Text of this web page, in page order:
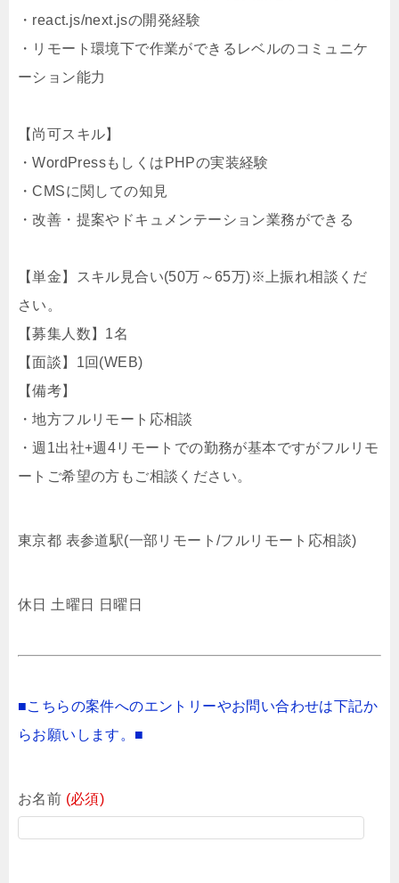
・react.js/next.jsの開発経験
・リモート環境下で作業ができるレベルのコミュニケ
ーション能力
【尚可スキル】
・WordPressもしくはPHPの実装経験
・CMSに関しての知見
・改善・提案やドキュメンテーション業務ができる
【単金】スキル見合い(50万～65万)※上振れ相談くだ
さい。
【募集人数】1名
【面談】1回(WEB)
【備考】
・地方フルリモート応相談
・週1出社+週4リモートでの勤務が基本ですがフルリモ
ートご希望の方もご相談ください。
東京都 表参道駅(一部リモート/フルリモート応相談)
休日 土曜日 日曜日
■こちらの案件へのエントリーやお問い合わせは下記か
らお願いします。■
お名前 (必須)